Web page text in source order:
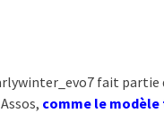
fait partie
comme le